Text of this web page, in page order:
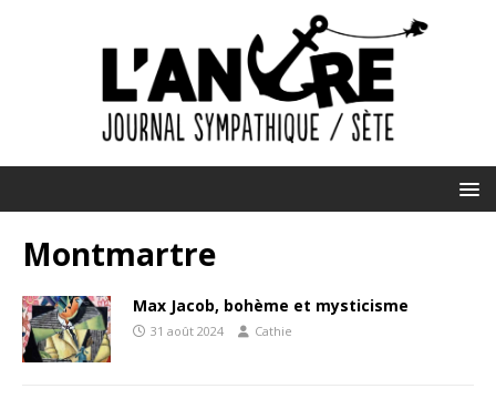
Montmartre
Max Jacob, bohème et mysticisme
31 août 2024 Cathie